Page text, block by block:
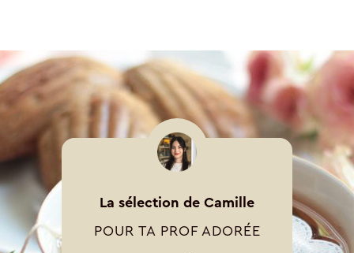
La sélection de Camille
POUR TA PROF ADORÉE